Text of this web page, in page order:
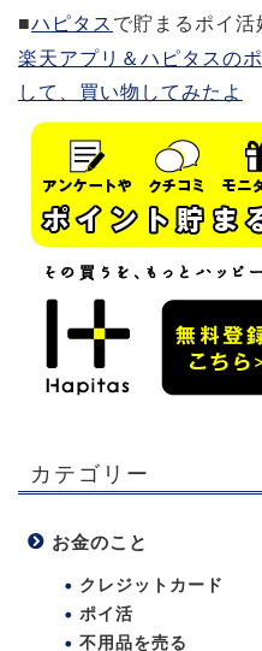
■ハピタス で貯まるポイ活
楽天アプリ＆ハピタスの
して、買い物してみたよ
カテゴリー
お金のこと
クレジットカード
ポイ活
不用品を売る